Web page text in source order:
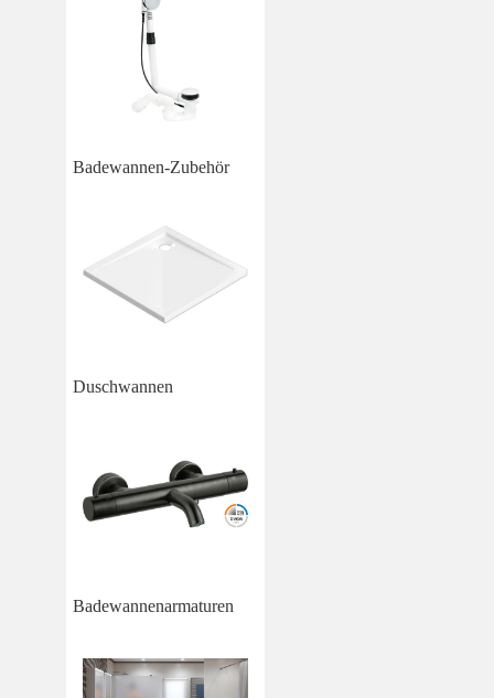
Badewannen-Zubehör
Duschwannen
Badewannenarmaturen